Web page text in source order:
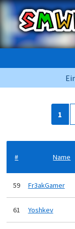
1
# Name
59 Fr3akGamer
61 Yoshkev